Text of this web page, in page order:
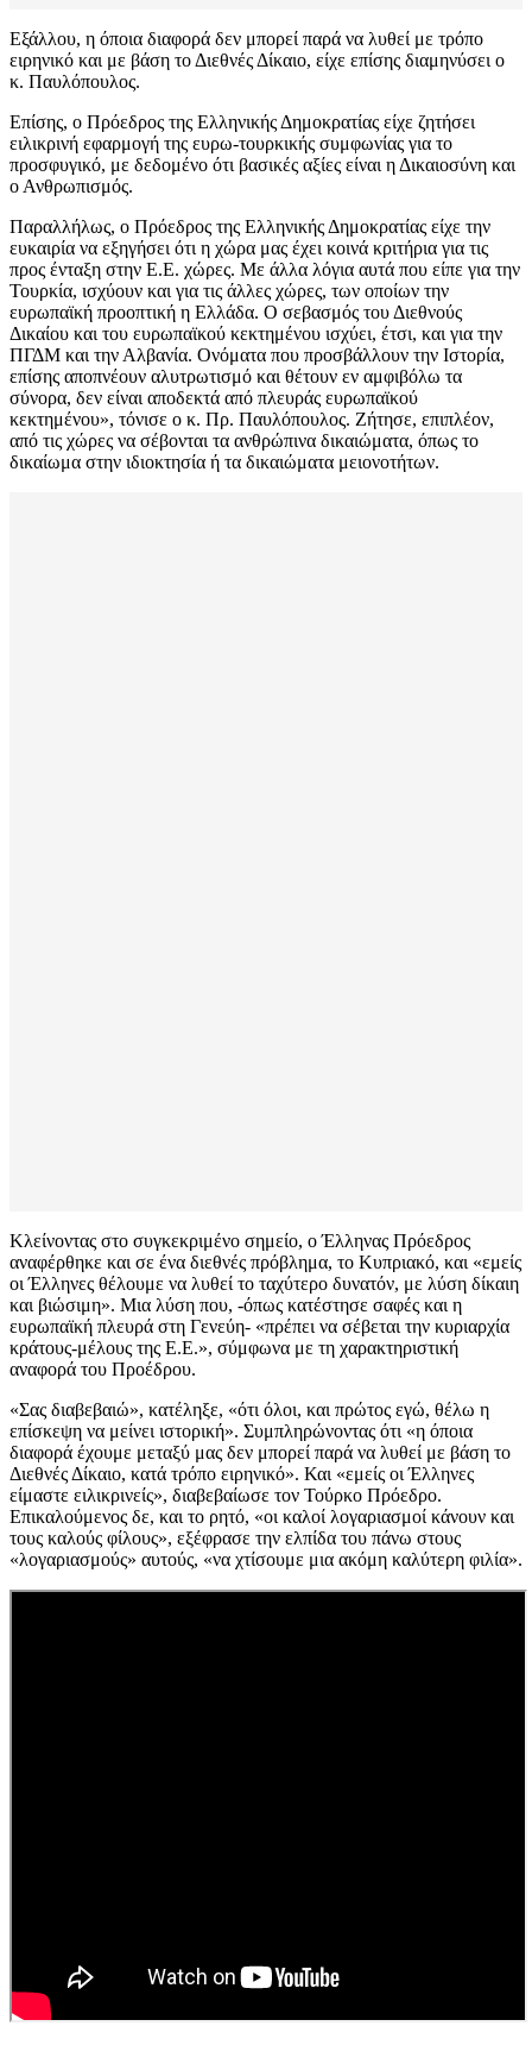
Εξάλλου, η όποια διαφορά δεν μπορεί παρά να λυθεί με τρόπο
ειρηνικό και με βάση το Διεθνές Δίκαιο, είχε επίσης διαμηνύσει ο
κ. Παυλόπουλος.
Επίσης, ο Πρόεδρος της Ελληνικής Δημοκρατίας είχε ζητήσει
ειλικρινή εφαρμογή της ευρω-τουρκικής συμφωνίας για το
προσφυγικό, με δεδομένο ότι βασικές αξίες είναι η Δικαιοσύνη και
ο Ανθρωπισμός.
Παραλλήλως, ο Πρόεδρος της Ελληνικής Δημοκρατίας είχε την
ευκαιρία να εξηγήσει ότι η χώρα μας έχει κοινά κριτήρια για τις
προς ένταξη στην Ε.Ε. χώρες. Με άλλα λόγια αυτά που είπε για την
Τουρκία, ισχύουν και για τις άλλες χώρες, των οποίων την
ευρωπαϊκή προοπτική η Ελλάδα. Ο σεβασμός του Διεθνούς
Δικαίου και του ευρωπαϊκού κεκτημένου ισχύει, έτσι, και για την
ΠΓΔΜ και την Αλβανία. Ονόματα που προσβάλλουν την Ιστορία,
επίσης αποπνέουν αλυτρωτισμό και θέτουν εν αμφιβόλω τα
σύνορα, δεν είναι αποδεκτά από πλευράς ευρωπαϊκού
κεκτημένου», τόνισε ο κ. Πρ. Παυλόπουλος. Ζήτησε, επιπλέον,
από τις χώρες να σέβονται τα ανθρώπινα δικαιώματα, όπως το
δικαίωμα στην ιδιοκτησία ή τα δικαιώματα μειονοτήτων.
Κλείνοντας στο συγκεκριμένο σημείο, ο Έλληνας Πρόεδρος
αναφέρθηκε και σε ένα διεθνές πρόβλημα, το Κυπριακό, και «εμείς
οι Έλληνες θέλουμε να λυθεί το ταχύτερο δυνατόν, με λύση δίκαιη
και βιώσιμη». Μια λύση που, -όπως κατέστησε σαφές και η
ευρωπαϊκή πλευρά στη Γενεύη- «πρέπει να σέβεται την κυριαρχία
κράτους-μέλους της Ε.Ε.», σύμφωνα με τη χαρακτηριστική
αναφορά του Προέδρου.
«Σας διαβεβαιώ», κατέληξε, «ότι όλοι, και πρώτος εγώ, θέλω η
επίσκεψη να μείνει ιστορική». Συμπληρώνοντας ότι «η όποια
διαφορά έχουμε μεταξύ μας δεν μπορεί παρά να λυθεί με βάση το
Διεθνές Δίκαιο, κατά τρόπο ειρηνικό». Και «εμείς οι Έλληνες
είμαστε ειλικρινείς», διαβεβαίωσε τον Τούρκο Πρόεδρο.
Επικαλούμενος δε, και το ρητό, «οι καλοί λογαριασμοί κάνουν και
τους καλούς φίλους», εξέφρασε την ελπίδα του πάνω στους
«λογαριασμούς» αυτούς, «να χτίσουμε μια ακόμη καλύτερη φιλία».